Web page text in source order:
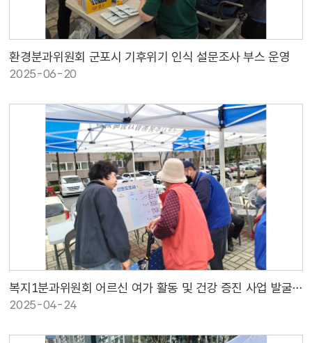
환경분과위원회 군포시 기후위기 인식 설문조사 부스 운영
2025-06-20
복지1분과위원회 어르신 여가 활동 및 건강 증진 사업 발굴을 위한 활동 스포츠 선호도 조사
2025-04-24